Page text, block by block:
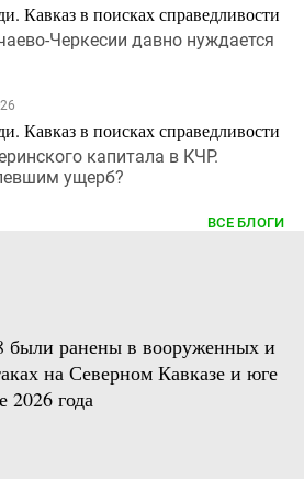
Кавказ в поисках справедливости
Черкесии давно нуждается
Кавказ в поисках справедливости
капитала в КЧР.
ущерб?
ВСЕ БЛОГИ
были ранены в вооруженных и
на Северном Кавказе и юге
2026 года